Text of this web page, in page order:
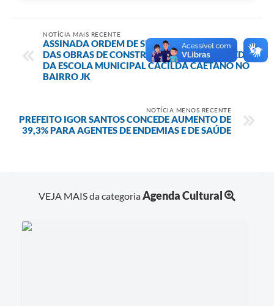
NOTÍCIA MAIS RECENTE
ASSINADA ORDEM DE SERVIÇO PARA INÍCIO
DAS OBRAS DE CONSTRUÇÃO DO NOVO PRÉDIO
DA ESCOLA MUNICIPAL CACILDA CAETANO NO
BAIRRO JK
NOTÍCIA MENOS RECENTE
PREFEITO IGOR SANTOS CONCEDE AUMENTO DE
39,3% PARA AGENTES DE ENDEMIAS E DE SAÚDE
VEJA MAIS da categoriaAgenda Cultural